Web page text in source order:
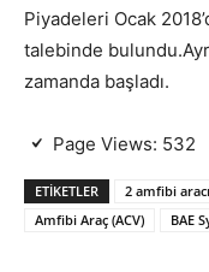
Piyadeleri Ocak
talebinde
zamanda başladı.
Page Views: 532
ETIKETLER 2 amfibi aracı
Amfibi Araç (ACV)
BAE